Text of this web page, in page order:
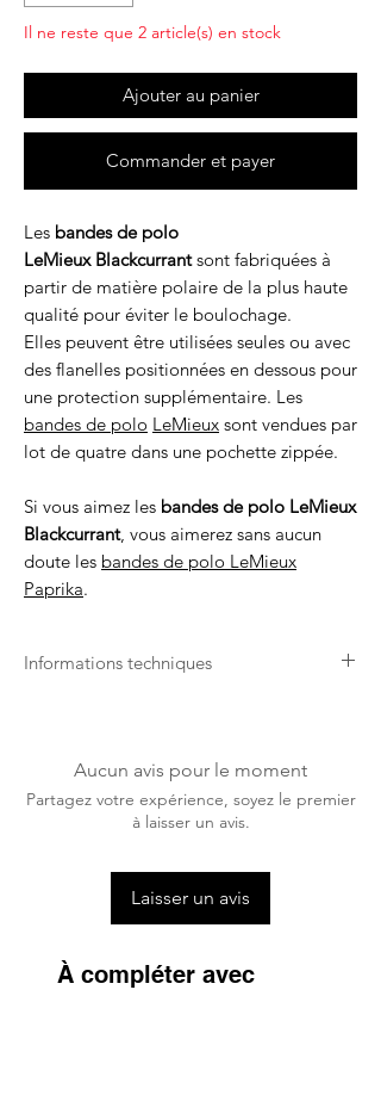
Il ne reste que 2 article(s) en stock
Ajouter au panier
Commander et payer
Les bandes de polo
LeMieux Blackcurrantsont fabriquées à
partir de matière polaire de la plus haute
qualité pour éviter le boulochage.
Elles peuvent être utilisées seules ou avec
des flanelles positionnées en dessous pour
une protection supplémentaire. Les
bandes de polo LeMieux sont vendues par
lot de quatre dans une pochette zippée.
Si vous aimez les bandes de polo LeMieux
Blackcurrant, vous aimerez sans aucun
doute les bandes de polo LeMieux
Paprika.
Informations techniques
Une tablette / capsule de lavage peut
S'assurer que tous les velcros sont bien
Aucun avis pour le moment
Partagez votre expérience, soyez le premier
à laisser un avis.
Laisser un avis
À compléter avec